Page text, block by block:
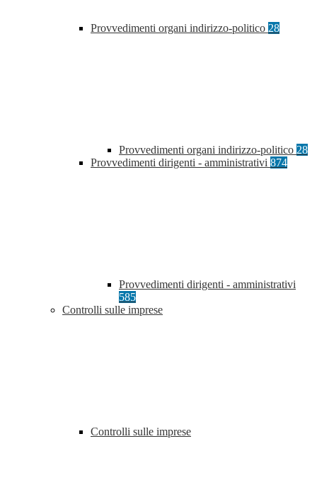
Provvedimenti organi indirizzo-politico 28
Provvedimenti organi indirizzo-politico 28
Provvedimenti dirigenti - amministrativi 874
Provvedimenti dirigenti - amministrativi
585
Controlli sulle imprese
Controlli sulle imprese